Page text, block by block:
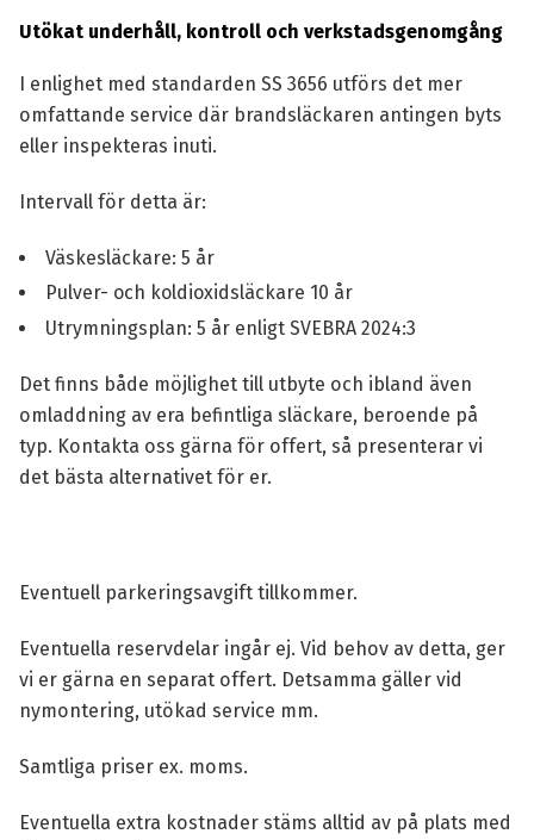
Utökat underhåll, kontroll och verkstadsgenomgång
I enlighet med standarden SS 3656 utförs det mer
omfattande service där brandsläckaren antingen byts
eller inspekteras inuti.
Intervall för detta är:
Väskesläckare: 5 år
Pulver- och koldioxidsläckare 10 år
Utrymningsplan: 5 år enligt SVEBRA 2024:3
Det finns både möjlighet till utbyte och ibland även
omladdning av era befintliga släckare, beroende på
typ. Kontakta oss gärna för offert, så presenterar vi
det bästa alternativet för er.
Eventuell parkeringsavgift tillkommer.
Eventuella reservdelar ingår ej. Vid behov av detta, ger
vi er gärna en separat offert. Detsamma gäller vid
nymontering, utökad service mm.
Samtliga priser ex. moms.
Eventuella extra kostnader stäms alltid av på plats med